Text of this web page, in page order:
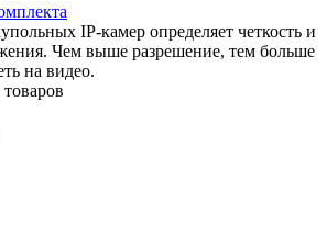
IP-камер определяет четкость и
Чем выше разрешение, тем больше
на видео.
товаров